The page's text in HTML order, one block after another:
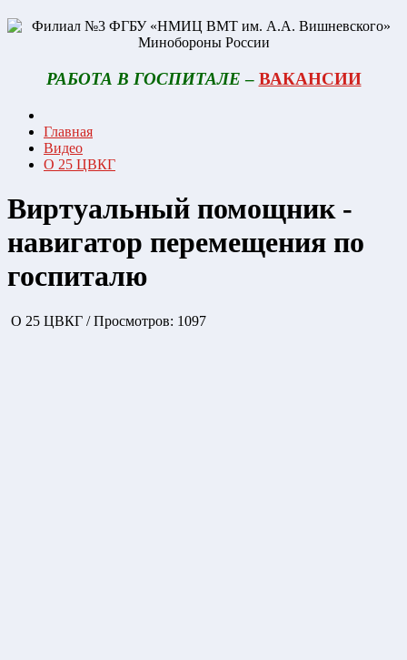
РАБОТА В ГОСПИТАЛЕ – ВАКАНСИИ
Главная
Видео
О 25 ЦВКГ
Виртуальный помощник -
навигатор перемещения по
госпиталю
О 25 ЦВКГ /Просмотров: 1097